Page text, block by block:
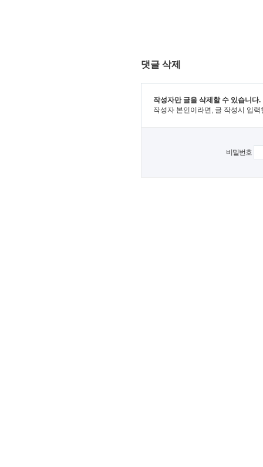
댓글 삭제
작성자만 글을 삭제할 수 있습니다.
작성자 본인이라면, 글 작성시 입
비밀번호